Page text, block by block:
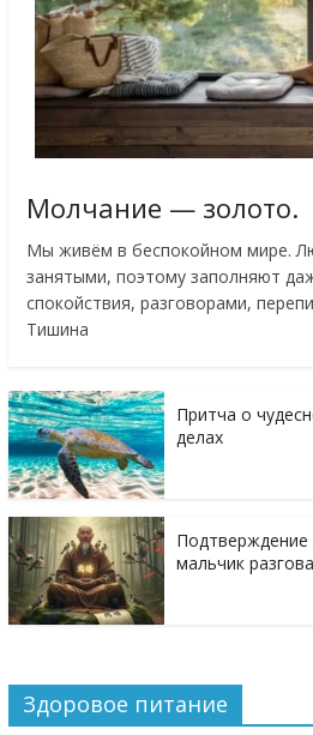
Молчание — золото.
Мы живём в беспокойном мире.
занятыми, поэтому заполняют
спокойствия, разговорами,
Тишина
Притча о
делах
Подтверждение
мальчик
Здоровое питание